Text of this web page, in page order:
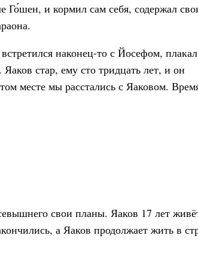
Го́шен, и кормил сам себя, содержал
наконец-то с Йосефом,
стар, ему сто тридцать лет, и он
месте мы расстались с Яаковом.
свои планы. Яаков 17 лет
а Яаков продолжает жить в